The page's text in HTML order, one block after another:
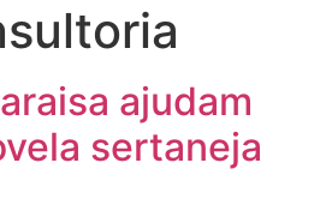
ajudam
sertaneja